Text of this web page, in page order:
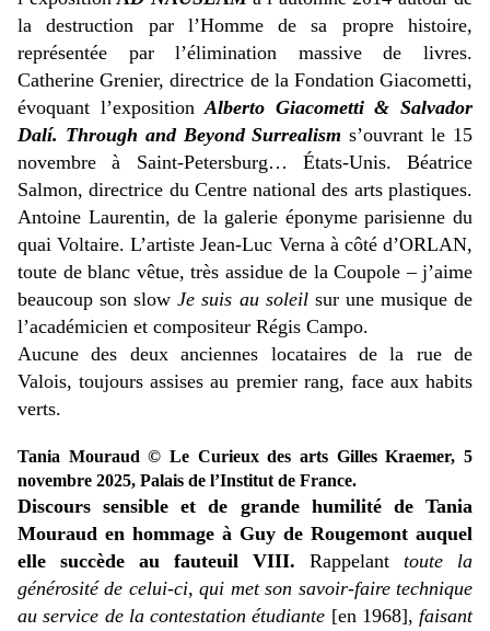
la destruction par l’Homme de sa propre histoire,
représentée par l’élimination massive de livres.
Catherine Grenier, directrice de la Fondation Giacometti,
évoquant l’expositionAlberto Giacometti & Salvador
Dalí. Through and Beyond Surrealism s’ouvrant le 15
novembre à Saint-Petersburg… États-Unis. Béatrice
Salmon, directrice du Centre national des arts plastiques.
Antoine Laurentin, de la galerie éponyme parisienne du
quai Voltaire. L’artiste Jean-Luc Verna à côté d’ORLAN,
toute de blanc vêtue, très assidue de la Coupole – j’aime
beaucoup son slowJe suis au soleilsur une musique de
l’académicien et compositeur Régis Campo.
Aucune des deux anciennes locataires de la rue de
Valois, toujours assises au premier rang, face aux habits
verts.
Tania Mouraud © Le Curieux des arts Gilles Kraemer, 5
novembre 2025, Palais de l’Institut de France.
Discours sensible et de grande humilité de Tania
Mouraud en hommage à Guy de Rougemont auquel
elle succède au fauteuil VIII. Rappelant toute la
générosité de celui-ci, qui met son savoir-faire technique
au service de la contestation étudiante [en 1968], faisant